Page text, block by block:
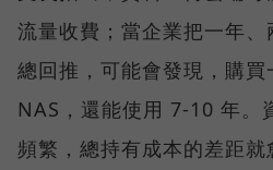
流量收費；當企業把一年
總回推，可能會發現，購買
NAS，還能使用 7-10 年。
頻繁，總持有成本的差距就